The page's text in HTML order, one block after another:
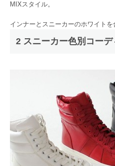
MIXスタイル。
インナーとスニーカーのホワイトを
2 スニーカー色別コー